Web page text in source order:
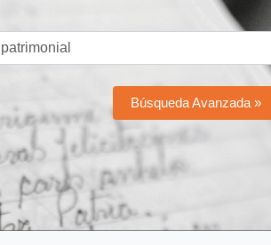
Búsqueda Avanzada »